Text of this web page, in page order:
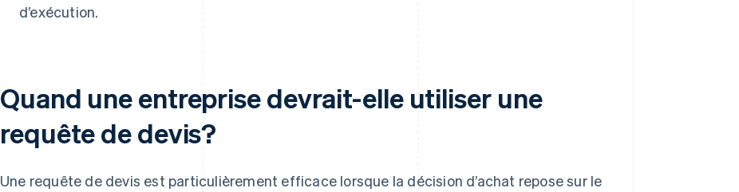
d’exécution.
Quand une entreprise devrait-elle utiliser une
requête de devis?
Une requête de devis est particulièrement efficace lorsque la décision d’achat repose sur le